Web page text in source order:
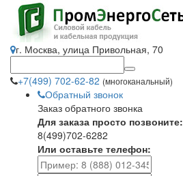
г. Москва, улица Привольная, 70
+7(499) 702-62-82 (многоканальный)
Обратный звонок
Заказ обратного звонка
Для заказа просто позвоните:
8(499)702-6282
Или оставьте телефон: